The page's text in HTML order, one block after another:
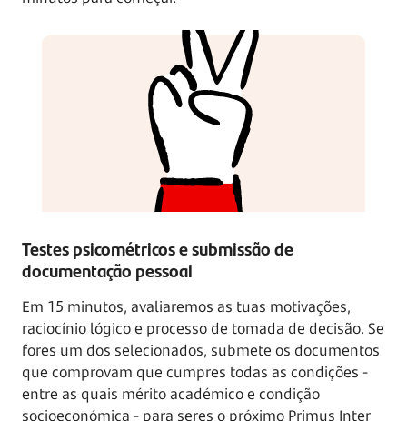
Testes psicométricos e submissão de
documentação pessoal
Em 15 minutos, avaliaremos as tuas motivações,
raciocínio lógico e processo de tomada de decisão. Se
fores um dos selecionados, submete os documentos
que comprovam que cumpres todas as condições -
entre as quais mérito académico e condição
socioeconómica - para seres o próximo Primus Inter